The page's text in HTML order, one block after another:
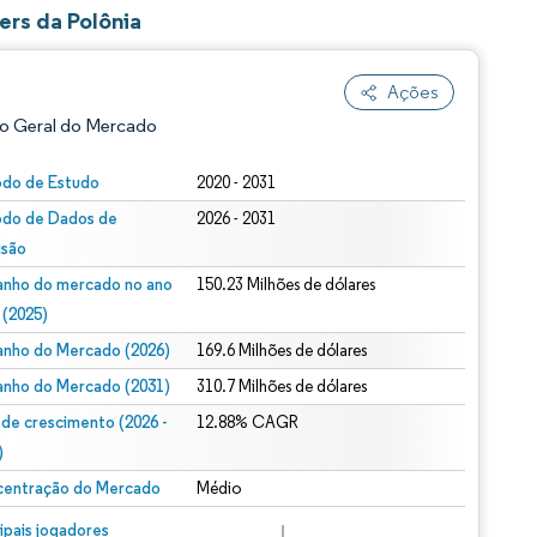
da Polônia
Ações
Geral do Mercado
de Estudo 2020 - 2031
de Dados de
2026 - 2031
do mercado no ano
150.23 Milhões de dólares
do Mercado (2026) 169.6 Milhões de dólares
do Mercado (2031) 310.7 Milhões de dólares
de crescimento (2026 -
12.88% CAGR
do Mercado Médio
jogadores
© Mordor Intelligence. O reuso requer atribuição conforme CC BY 4.0.
CC BY 4.0.